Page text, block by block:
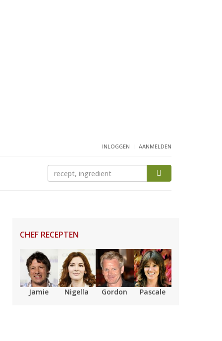
INLOGGEN AANMELDEN
CHEF RECEPTEN
Jamie Nigella Gordon Pascale